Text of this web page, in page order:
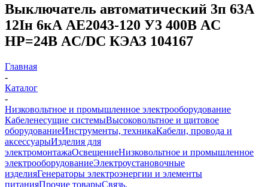
Выключатель автоматический 3п 63А
12Iн 6кА АЕ2043-120 У3 400В AC
НР=24В AC/DC КЭАЗ 104167
Главная
-
Каталог
-
Низковольтное и промышленное электрооборудование
Кабеленесущие системыВысоковольтное и щитовое
оборудованиеИнструменты, техникаКабели, провода и
аксессуарыИзделия для
электромонтажаОсвещениеНизковольтное и промышленное
электрооборудованиеЭлектроустановочные
изделияГенераторы электроэнергии и элементы
питанияПрочие товарыСвязь,